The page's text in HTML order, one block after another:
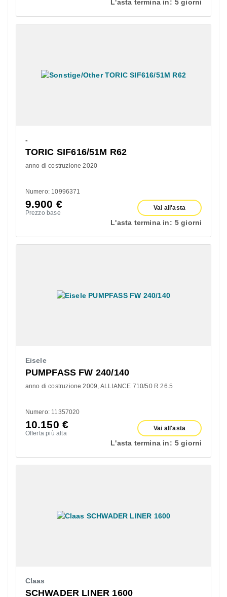
L'asta termina in: 5 giorni
-
TORIC SIF616/51M R62
anno di costruzione 2020
Numero: 10996371
9.900 €
Prezzo base
Vai all'asta
L'asta termina in: 5 giorni
Eisele
PUMPFASS FW 240/140
anno di costruzione 2009 ALLIANCE 710/50 R 26.5
Numero: 11357020
10.150 €
Offerta più alta
Vai all'asta
L'asta termina in: 5 giorni
Claas
SCHWADER LINER 1600